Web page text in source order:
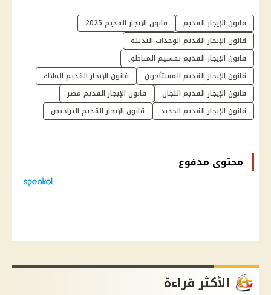
قانون الإيجار القديم
قانون الإيجار القديم 2025
قانون الإيجار القديم الوحدات البديلة
قانون الإيجار القديم تقسيم المناطق
قانون الإيجار القديم المستأجرين
قانون الإيجار القديم الملاك
قانون الإيجار القديم اللجان
قانون الإيجار القديم مصر
قانون الإيجار القديم الجديد
قانون الإيجار القديم التراخيص
محتوى مدفوع
الأكثر قراءة